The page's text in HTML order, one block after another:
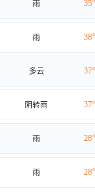
雨
雨
多云
阴转雨
雨
雨